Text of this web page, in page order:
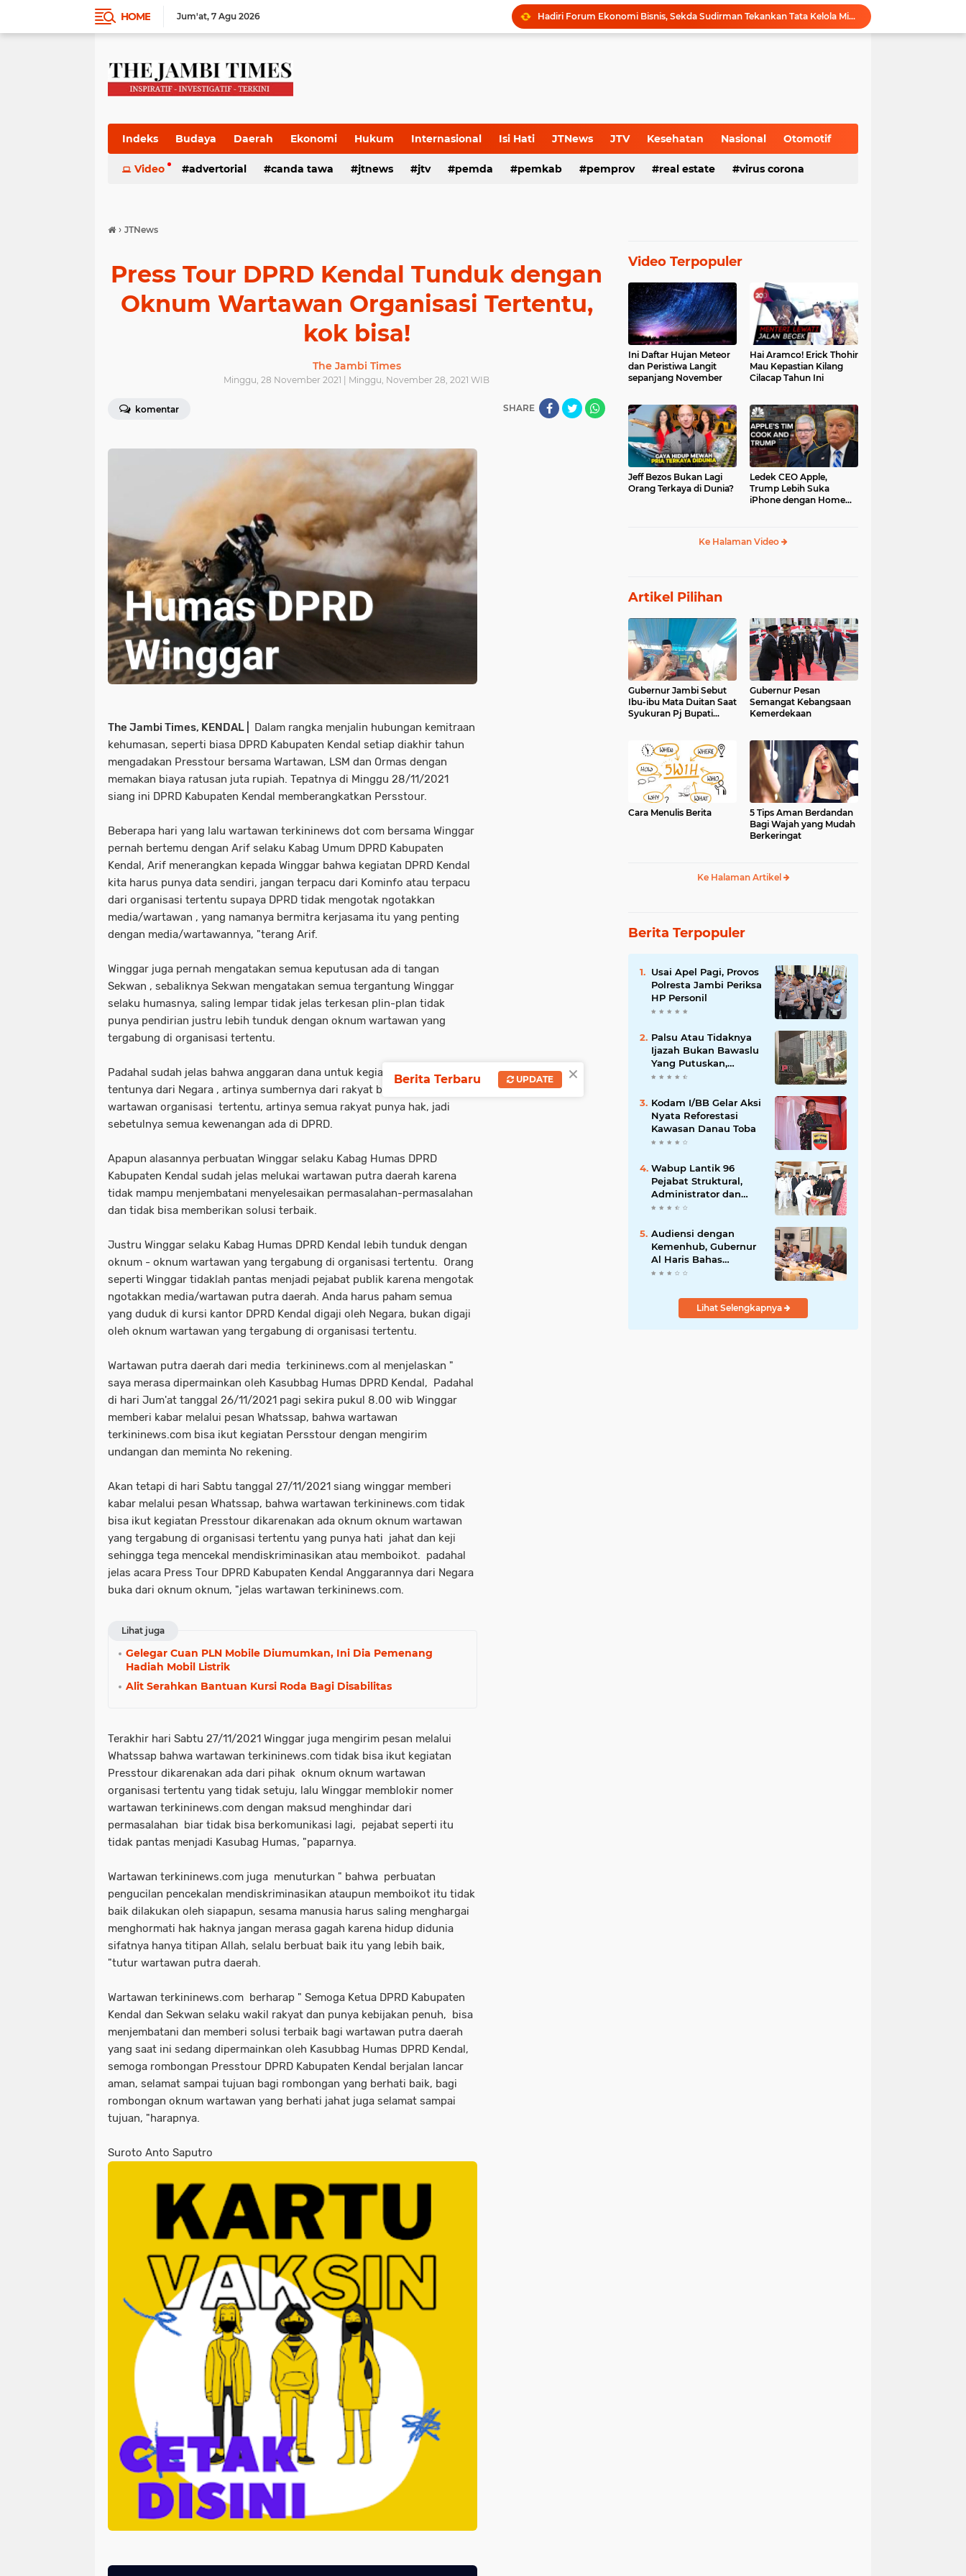
HOME Jum'at 7 Agu 2026 Hadiri Forum Ekonomi Bisnis, Sekda Sudirman Tekankan Tata Kelola Migas dengan Memperhatikan Aspek Lingkungan
Gubernur Al Haris Buka PKKMB Poltekkes Kemenkes Jambi, Tekankan Peran Strategis Tenaga Kesehatan dan Promosi Kesehatan
Pemprov Jambi fasilitasi Nobar Semi Final dan Final Piala Dunia di Kantor dan Rumah Dinas Gubernur
Indeks Budaya Daerah Ekonomi Hukum Internasional Isi Hati JTNews JTV Kesehatan Nasional Otomotif
Pemkab Pemprov Politik Press Release Sport TNI POLRI TNI-Polri
Video advertorial canda tawa jtnews jtv pemda pemkab pemprov real estate virus corona
› JTNews
Press Tour DPRD Kendal Tunduk dengan
Oknum Wartawan Organisasi Tertentu,
kok bisa!
The Jambi Times
Minggu, 28 November 2021 | Minggu, November 28, 2021 WIB
komentar SHARE
The Jambi Times, KENDAL |
Dalam rangka menjalin hubungan kemitraan
kehumasan, seperti biasa DPRD Kabupaten Kendal setiap diakhir tahun
mengadakan Presstour bersama Wartawan, LSM dan Ormas dengan
memakan biaya ratusan juta rupiah. Tepatnya di Minggu 28/11/2021
siang ini DPRD Kabupaten Kendal memberangkatkan Persstour.
Beberapa hari yang lalu wartawan terkininews dot com bersama Winggar
pernah bertemu dengan Arif selaku Kabag Umum DPRD Kabupaten
Kendal, Arif menerangkan kepada Winggar bahwa kegiatan DPRD Kendal
kita harus punya data sendiri, jangan terpacu dari Kominfo atau terpacu
dari organisasi tertentu supaya DPRD tidak mengotak ngotakkan
media/wartawan , yang namanya bermitra kerjasama itu yang penting
dengan media/wartawannya, "terang Arif.
Winggar juga pernah mengatakan semua keputusan ada di tangan
Sekwan , sebaliknya Sekwan mengatakan semua tergantung Winggar
selaku humasnya, saling lempar tidak jelas terkesan plin-plan tidak
punya pendirian justru lebih tunduk dengan oknum wartawan yang
tergabung di organisasi tertentu.
Padahal sudah jelas bahwa anggaran dana untuk kegiatan Presstour
tentunya dari Negara , artinya sumbernya dari rakyat bukan dari oknum
wartawan organisasi tertentu, artinya semua rakyat punya hak, jadi
sebetulnya semua kewenangan ada di DPRD.
Apapun alasannya perbuatan Winggar selaku Kabag Humas DPRD
Kabupaten Kendal sudah jelas melukai wartawan putra daerah karena
tidak mampu menjembatani menyelesaikan permasalahan-permasalahan
dan tidak bisa memberikan solusi terbaik.
Justru Winggar selaku Kabag Humas DPRD Kendal lebih tunduk dengan
oknum - oknum wartawan yang tergabung di organisasi tertentu. Orang
seperti Winggar tidaklah pantas menjadi pejabat publik karena mengotak
ngotakkan media/wartawan putra daerah. Anda harus paham semua
yang duduk di kursi kantor DPRD Kendal digaji oleh Negara, bukan digaji
oleh oknum wartawan yang tergabung di organisasi tertentu.
Wartawan putra daerah dari media terkininews.com al menjelaskan "
saya merasa dipermainkan oleh Kasubbag Humas DPRD Kendal, Padahal
di hari Jum'at tanggal 26/11/2021 pagi sekira pukul 8.00 wib Winggar
memberi kabar melalui pesan Whatssap, bahwa wartawan
terkininews.com bisa ikut kegiatan Persstour dengan mengirim
undangan dan meminta No rekening.
Akan tetapi di hari Sabtu tanggal 27/11/2021 siang winggar memberi
kabar melalui pesan Whatssap, bahwa wartawan terkininews.com tidak
bisa ikut kegiatan Presstour dikarenakan ada oknum oknum wartawan
yang tergabung di organisasi tertentu yang punya hati jahat dan keji
sehingga tega mencekal mendiskriminasikan atau memboikot. padahal
jelas acara Press Tour DPRD Kabupaten Kendal Anggarannya dari Negara
buka dari oknum oknum, "jelas wartawan terkininews.com.
Lihat juga
Gelegar Cuan PLN Mobile Diumumkan, Ini Dia Pemenang
Hadiah Mobil Listrik
Alit Serahkan Bantuan Kursi Roda Bagi Disabilitas
Terakhir hari Sabtu 27/11/2021 Winggar juga mengirim pesan melalui
Whatssap bahwa wartawan terkininews.com tidak bisa ikut kegiatan
Presstour dikarenakan ada dari pihak oknum oknum wartawan
organisasi tertentu yang tidak setuju, lalu Winggar memblokir nomer
wartawan terkininews.com dengan maksud menghindar dari
permasalahan biar tidak bisa berkomunikasi lagi, pejabat seperti itu
tidak pantas menjadi Kasubag Humas, "paparnya.
Wartawan terkininews.com juga menuturkan " bahwa perbuatan
pengucilan pencekalan mendiskriminasikan ataupun memboikot itu tidak
baik dilakukan oleh siapapun, sesama manusia harus saling menghargai
menghormati hak haknya jangan merasa gagah karena hidup didunia
sifatnya hanya titipan Allah, selalu berbuat baik itu yang lebih baik,
"tutur wartawan putra daerah.
Wartawan terkininews.com berharap " Semoga Ketua DPRD Kabupaten
Kendal dan Sekwan selaku wakil rakyat dan punya kebijakan penuh, bisa
menjembatani dan memberi solusi terbaik bagi wartawan putra daerah
yang saat ini sedang dipermainkan oleh Kasubbag Humas DPRD Kendal,
semoga rombongan Presstour DPRD Kabupaten Kendal berjalan lancar
aman, selamat sampai tujuan bagi rombongan yang berhati baik, bagi
rombongan oknum wartawan yang berhati jahat juga selamat sampai
tujuan, "harapnya.
Suroto Anto Saputro
Video Terpopuler
Ini Daftar Hujan Meteor
dan Peristiwa Langit
sepanjang November
Hai Aramco! Erick Thohir
Mau Kepastian Kilang
Cilacap Tahun Ini
Jeff Bezos Bukan Lagi
Orang Terkaya di Dunia?
Ledek CEO Apple,
Trump Lebih Suka
iPhone dengan Home
Ke Halaman Video
Artikel Pilihan
Gubernur Jambi Sebut
Ibu-ibu Mata Duitan Saat
Syukuran Pj Bupati
Gubernur Pesan
Semangat Kebangsaan
Kemerdekaan
Cara Menulis Berita
5 Tips Aman Berdandan
Bagi Wajah yang Mudah
Berkeringat
Ke Halaman Artikel
Berita Terpopuler
Usai Apel Pagi, Provos
Polresta Jambi Periksa
HP Personil
Palsu Atau Tidaknya
Ijazah Bukan Bawaslu
Yang Putuskan,
Tunggu Proses Hukum
Kodam I/BB Gelar Aksi
Nyata Reforestasi
Kawasan Danau Toba
Wabup Lantik 96
Pejabat Struktural,
Administrator dan
Pengawas di Lingkup
Audiensi dengan
Kemenhub, Gubernur
Al Haris Bahas
Pembangunan Jalur
Lihat Selengkapnya
×
Berita Terbaru UPDATE